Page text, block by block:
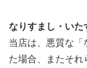
なりすまし・いた
当店は、悪質な「
た場合、またそ